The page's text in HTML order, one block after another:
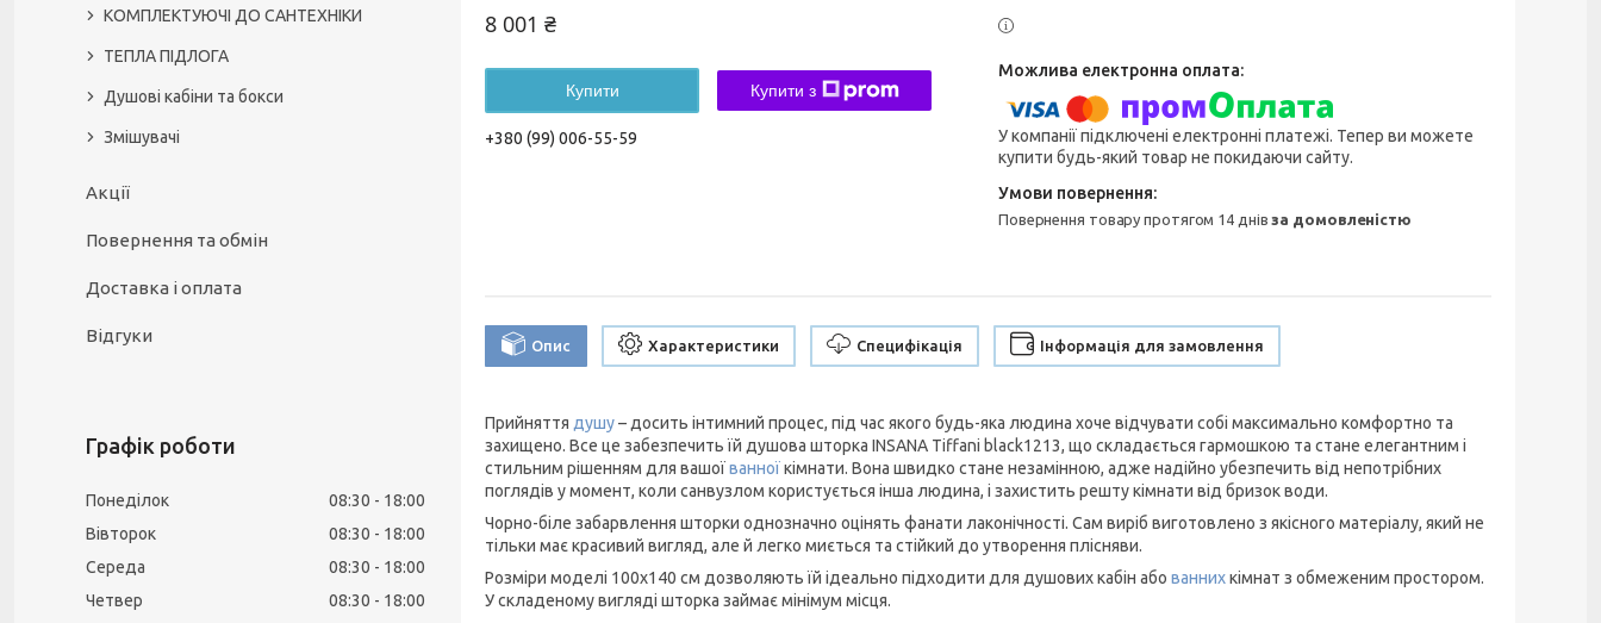
8 001 ₴
Купити Купити з
+380 (99) 006-55-59
У компанії підключені електронні платежі. Тепер ви можете
купити будь-який товар не покидаючи сайту.
повернення товару протягом 14 днівза домовленістю
Опис Характеристики Специфікація Інформація для замовлення
Прийняття душу– досить інтимний процес, під час якого будь-яка людина хоче відчувати собі максимально комфортно та
захищено. Все це забезпечить їй душова шторка INSANA Tiffani black1213, що складається гармошкою та стане елегантним і
стильним рішенням для вашоїванноїкімнати. Вона швидко стане незамінною, адже надійно убезпечить від непотрібних
поглядів у момент, коли санвузлом користується інша людина, і захистить решту кімнати від бризок води.
Чорно-біле забарвлення шторки однозначно оцінять фанати лаконічності. Сам виріб виготовлено з якісного матеріалу, який не
тільки має красивий вигляд, але й легко миється та стійкий до утворення плісняви.
Розміри моделі 100х140 см дозволяють їй ідеально підходити для душових кабін або ваннихкімнат з обмеженим простором.
У складеному вигляді шторка займає мінімум місця.
КОМПЛЕКТУЮЧІ ДО САНТЕХНІКИ
ТЕПЛА ПІДЛОГА
Душові кабіни та бокси
Змішувачі
Акції
Повернення та обмін
Доставка і оплата
Відгуки
Графік роботи
Понеділок 08:30
18:00
Вівторок
08:30
18:00
Середа
08:30
18:00
Четвер
08:30
18:00